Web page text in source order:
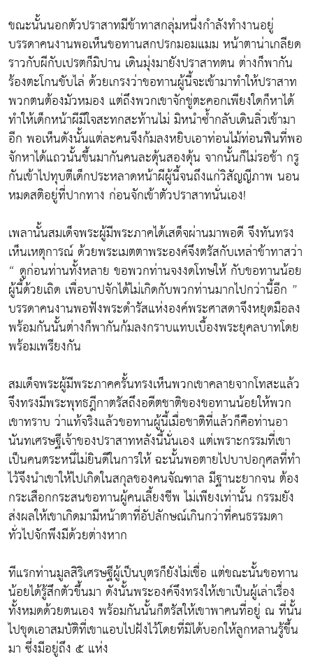
ขณะนั้นนอกตัวปราสาทมีข้าทาสกลุ่มหนึ่งกำลังทำงานอยู่
บรรดาคนงานพอเห็นขอทานสกปรกมอมแมม หน้าตาน่าเกลียด
ราวกับผีกับเปรตก็มิปาน เดินมุ่งมายังปราสาทตน ต่างก็พากัน
ร้องตะโกนขับไล่ ด้วยเกรงว่าขอทานผู้นี้จะเข้ามาทำให้ปราสาท
พวกตนต้องมัวหมอง แต่ถึงพวกเขาจักขู่ตะคอกเพียงใดก็หาได้
ทำให้เด็กหน้าผีมีใจสะทกสะท้านไม่ มิหนำซ้ำกลับเดินลิ่วเข้ามา
อีก พอเห็นดังนั้นแต่ละคนจึงก้มลงหยิบเอาท่อนไม้ท่อนฟืนที่พอ
จักหาได้แถวนั้นขึ้นมากันคนละดุ้นสองดุ้น จากนั้นก็ไม่รอช้า กรู
กันเข้าไปทุบตีเด็กประหลาดหน้าผีผู้นี้จนถึงแก่วิสัญญีภาพ นอน
หมดสติอยู่ที่ปากทาง ก่อนจักเข้าตัวปราสาทนั่นเอง!
เพลานั้นสมเด็จพระผู้มีพระภาคได้เสด็จผ่านมาพอดี จึงทันทรง
เห็นเหตุการณ์ ด้วยพระเมตตาพระองค์จึงตรัสกับเหล่าข้าทาสว่า
“ ดูก่อนท่านทั้งหลาย ขอพวกท่านจงงดโทษให้ กับขอทานน้อย
ผู้นี้ด้วยเถิด เพื่อบาปจักได้ไม่เกิดกับพวกท่านมากไปกว่านี้อีก ”
บรรดาคนงานพอฟังพระดำรัสแห่งองค์พระศาสดาจึงหยุดมือลง
พร้อมกันนั้นต่างก็พากันก้มลงกราบแทบเบื้องพระยุคลบาทโดย
พร้อมเพรียงกัน
สมเด็จพระผู้มีพระภาคครั้นทรงเห็นพวกเขาคลายจากโทสะแล้ว
จึงทรงมีพระพุทธฎีกาตรัสถึงอดีตชาติของขอทานน้อยให้พวก
เขาทราบ ว่าแท้จริงแล้วขอทานผู้นี้เมื่อชาติที่แล้วก็คือท่านอา
นันทเศรษฐีเจ้าของปราสาทหลังนี้นั่นเอง แต่เพราะกรรมที่เขา
เป็นคนตระหนี่ไม่ยินดีในการให้ ฉะนั้นพอตายไปบาปอกุศลที่ทำ
ไว้จึงนำเขาให้ไปเกิดในสกุลของคนจัณฑาล มีฐานะยากจน ต้อง
กระเสือกกระสนขอทานผู้คนเลี้ยงชีพ ไม่เพียงเท่านั้น กรรมยัง
ส่งผลให้เขาเกิดมามีหน้าตาที่อัปลักษณ์เกินกว่าที่คนธรรมดา
ทั่วไปจักพึงมีด้วยต่างหาก
ทีแรกท่านมูลสิริเศรษฐีผู้เป็นบุตรก็ยังไม่เชื่อ แต่ขณะนั้นขอทาน
น้อยได้รู้สึกตัวขึ้นมา ดังนั้นพระองค์จึงทรงให้เขาเป็นผู้เล่าเรื่อง
ทั้งหมดด้วยตนเอง พร้อมกันนั้นก็ตรัสให้เขาพาคนที่อยู่ ณ ที่นั้น
ไปขุดเอาสมบัติที่เขาแอบไปฝังไว้โดยที่มิได้บอกให้ลูกหลานรู้ขึ้น
มา ซึ่งมีอยู่ถึง ๕ แห่ง